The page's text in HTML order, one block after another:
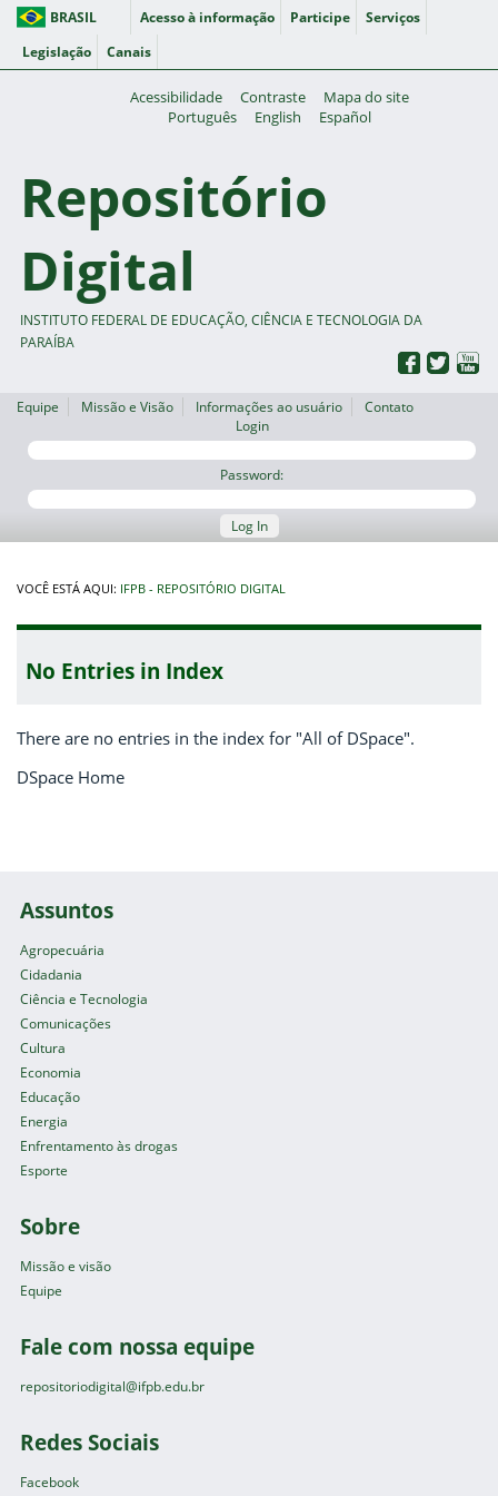
BRASIL Acesso à informação Participe
Serviços
Legislação
Canais
Acessibilidade Contraste
Mapa do site
Português
English Español
Repositório
Digital
INSTITUTO FEDERAL DE EDUCAÇÃO, CIÊNCIA E TECNOLOGIA DA
PARAÍBA
Equipe Missão e Visão Informações ao usuário
Contato
Login
Password:
Log In
VOCÊ ESTÁ AQUI: IFPB - REPOSITÓRIO DIGITAL
No Entries in Index
There are no entries in the index for "All of DSpace".
DSpace Home
Assuntos
Agropecuária
Cidadania
Ciência e Tecnologia
Comunicações
Cultura
Economia
Educação
Energia
Enfrentamento às drogas
Esporte
Sobre
Missão e visão
Equipe
Fale com nossa equipe
repositoriodigital@ifpb.edu.br
Redes Sociais
Facebook